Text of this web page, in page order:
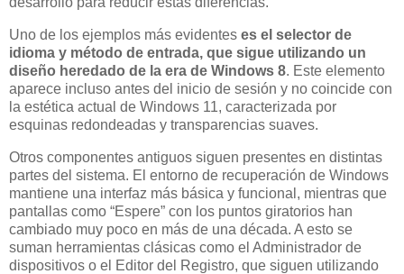
Uno de los ejemplos más evidentes es el selector de
idioma y método de entrada, que sigue utilizando un
diseño heredado de la era de Windows 8. Este elemento
aparece incluso antes del inicio de sesión y no coincide con
la estética actual de Windows 11, caracterizada por
esquinas redondeadas y transparencias suaves.
Otros componentes antiguos siguen presentes en distintas
partes del sistema. El entorno de recuperación de Windows
mantiene una interfaz más básica y funcional, mientras que
pantallas como “Espere” con los puntos giratorios han
cambiado muy poco en más de una década. A esto se
suman herramientas clásicas como el Administrador de
dispositivos o el Editor del Registro, que siguen utilizando